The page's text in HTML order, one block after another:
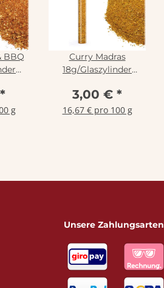
BBQ
,
*
g
Curry Madras
18g/Glaszylinder
Gewürzmischung ,
Rinama
3,00 € *
16,67 € pro 100 g
Unsere Zahlungsarten